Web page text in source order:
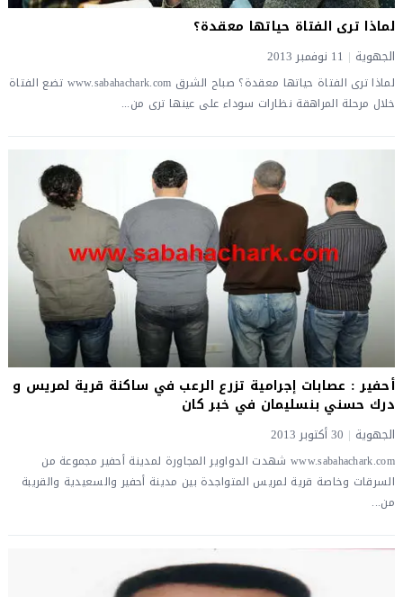
لماذا ترى الفتاة حياتها معقدة؟
الجهوية 11 نوفمبر 2013
لماذا ترى الفتاة حياتها معقدة؟ صباح الشرق www.sabahachark.com تضع الفتاة
خلال مرحلة المراهقة نظارات سوداء على عينها ترى من...
أحفير : عصابات إجرامية تزرع الرعب في ساكنة قرية لمريس و
درك حسني بنسليمان في خبر كان
الجهوية 30 أكتوبر 2013
www.sabahachark.com شهدت الدواوير المجاورة لمدينة أحفير مجموعة من
السرقات وخاصة قرية لمريس المتواجدة بين مدينة أحفير والسعيدية والقريبة
من...